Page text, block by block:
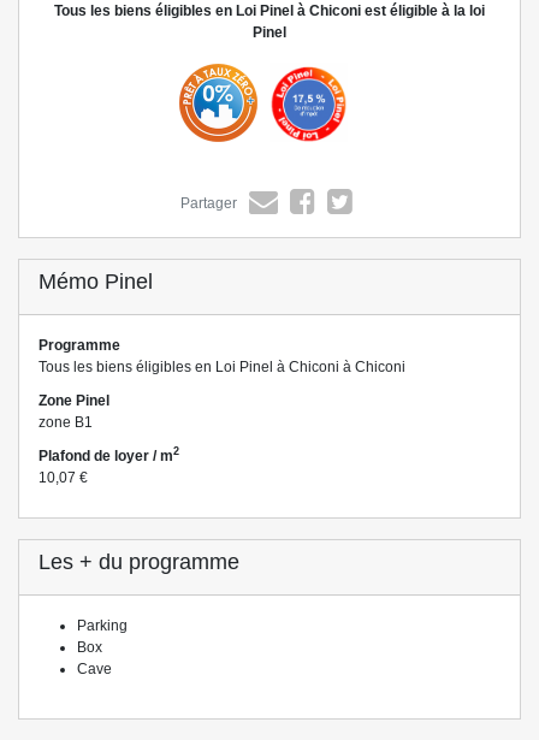
Tous les biens éligibles en Loi Pinel à Chiconi est éligible à la loi
Pinel
Partager
Mémo Pinel
Programme
Tous les biens éligibles en Loi Pinel à Chiconi à Chiconi
Zone Pinel
zone B1
Plafond de loyer / m2
10,07 €
Les + du programme
Parking
Box
Cave